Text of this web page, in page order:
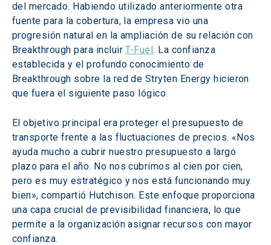
del mercado. Habiendo utilizado anteriormente otra
fuente para la cobertura, la empresa vio una
progresión natural en la ampliación de su relación con
Breakthrough para incluir T-Fuel. La confianza
establecida y el profundo conocimiento de
Breakthrough sobre la red de Stryten Energy hicieron
que fuera el siguiente paso lógico.
El objetivo principal era proteger el presupuesto de
transporte frente a las fluctuaciones de precios. «Nos
ayuda mucho a cubrir nuestro presupuesto a largo
plazo para el año. No nos cubrimos al cien por cien,
pero es muy estratégico y nos está funcionando muy
bien», compartió Hutchison. Este enfoque proporciona
una capa crucial de previsibilidad financiera, lo que
permite a la organización asignar recursos con mayor
confianza.